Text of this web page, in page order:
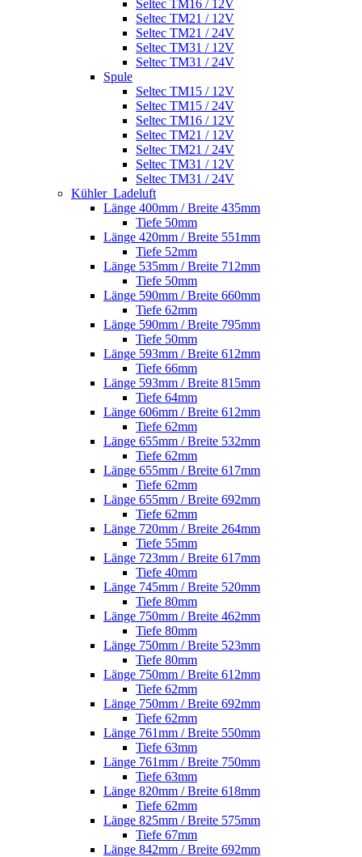
Seltec TM16 / 12V
Seltec TM21 / 12V
Seltec TM21 / 24V
Seltec TM31 / 12V
Seltec TM31 / 24V
Spule
Seltec TM15 / 12V
Seltec TM15 / 24V
Seltec TM16 / 12V
Seltec TM21 / 12V
Seltec TM21 / 24V
Seltec TM31 / 12V
Seltec TM31 / 24V
Kühler_Ladeluft
Länge 400mm / Breite 435mm
Tiefe 50mm
Länge 420mm / Breite 551mm
Tiefe 52mm
Länge 535mm / Breite 712mm
Tiefe 50mm
Länge 590mm / Breite 660mm
Tiefe 62mm
Länge 590mm / Breite 795mm
Tiefe 50mm
Länge 593mm / Breite 612mm
Tiefe 66mm
Länge 593mm / Breite 815mm
Tiefe 64mm
Länge 606mm / Breite 612mm
Tiefe 62mm
Länge 655mm / Breite 532mm
Tiefe 62mm
Länge 655mm / Breite 617mm
Tiefe 62mm
Länge 655mm / Breite 692mm
Tiefe 62mm
Länge 720mm / Breite 264mm
Tiefe 55mm
Länge 723mm / Breite 617mm
Tiefe 40mm
Länge 745mm / Breite 520mm
Tiefe 80mm
Länge 750mm / Breite 462mm
Tiefe 80mm
Länge 750mm / Breite 523mm
Tiefe 80mm
Länge 750mm / Breite 612mm
Tiefe 62mm
Länge 750mm / Breite 692mm
Tiefe 62mm
Länge 761mm / Breite 550mm
Tiefe 63mm
Länge 761mm / Breite 750mm
Tiefe 63mm
Länge 820mm / Breite 618mm
Tiefe 62mm
Länge 825mm / Breite 575mm
Tiefe 67mm
Länge 842mm / Breite 692mm